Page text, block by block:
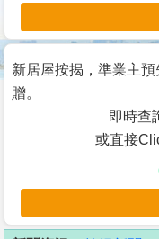
宅
谷
按
客
新居屋按揭，準業主
贈。
即時查
或直接